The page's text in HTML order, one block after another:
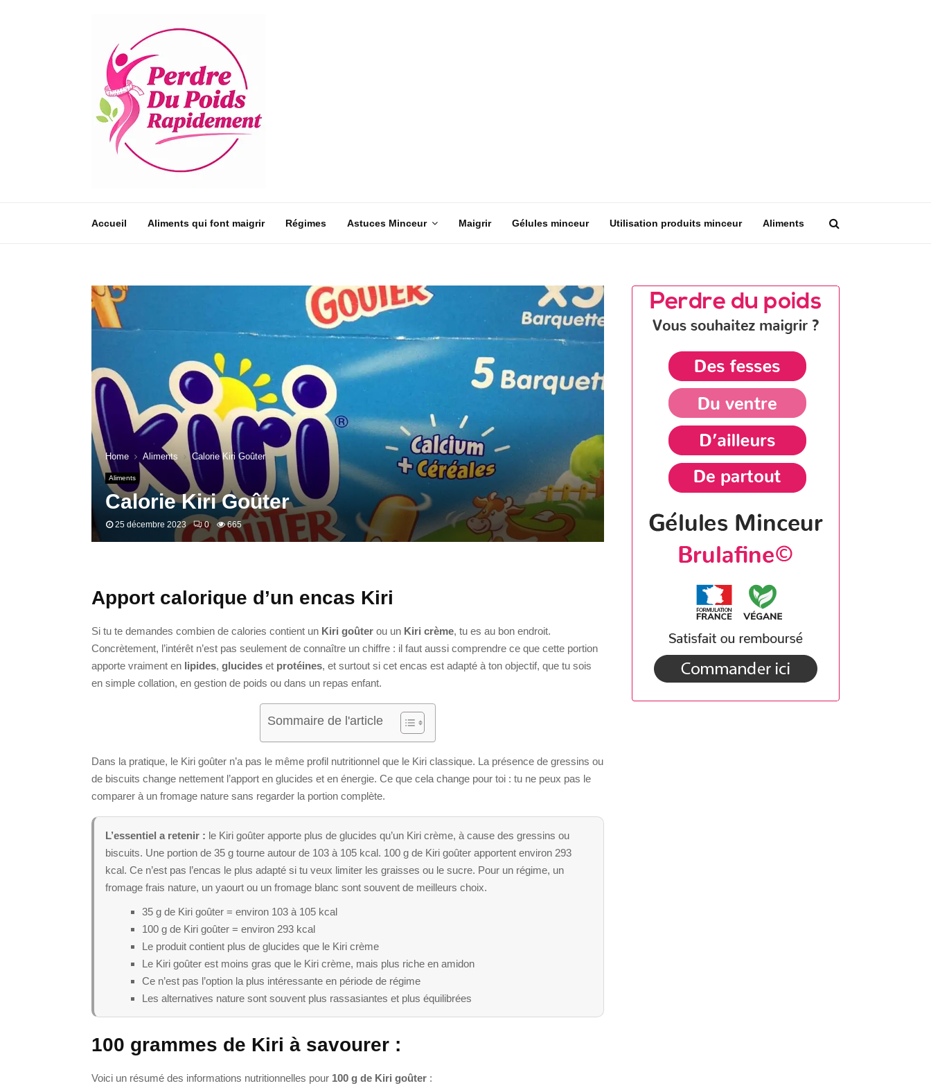
Accueil Aliments qui font maigrir Régimes Astuces Minceur Maigrir Gélules minceur Utilisation produits minceur Aliments
Home Aliments Calorie Kiri Goûter
Aliments
Calorie Kiri Goûter
25 décembre 2023 0 665
Apport calorique d’un encas Kiri
Si tu te demandes combien de calories contient un Kiri goûter ou un Kiri crème, tu es au bon endroit.
Concrètement, l’intérêt n’est pas seulement de connaître un chiffre : il faut aussi comprendre ce que cette portion
apporte vraiment en lipides, glucides et protéines, et surtout si cet encas est adapté à ton objectif, que tu sois
en simple collation, en gestion de poids ou dans un repas enfant.
Sommaire de l'article
Dans la pratique, le Kiri goûter n’a pas le même profil nutritionnel que le Kiri classique. La présence de gressins ou
de biscuits change nettement l’apport en glucides et en énergie. Ce que cela change pour toi : tu ne peux pas le
comparer à un fromage nature sans regarder la portion complète.
L’essentiel a retenir : le Kiri goûter apporte plus de glucides qu’un Kiri crème, à cause des gressins ou
biscuits. Une portion de 35 g tourne autour de 103 à 105 kcal. 100 g de Kiri goûter apportent environ 293
kcal. Ce n’est pas l’encas le plus adapté si tu veux limiter les graisses ou le sucre. Pour un régime, un
fromage frais nature, un yaourt ou un fromage blanc sont souvent de meilleurs choix.
35 g de Kiri goûter = environ 103 à 105 kcal
100 g de Kiri goûter = environ 293 kcal
Le produit contient plus de glucides que le Kiri crème
Le Kiri goûter est moins gras que le Kiri crème, mais plus riche en amidon
Ce n’est pas l’option la plus intéressante en période de régime
Les alternatives nature sont souvent plus rassasiantes et plus équilibrées
100 grammes de Kiri à savourer :
Voici un résumé des informations nutritionnelles pour 100 g de Kiri goûter :